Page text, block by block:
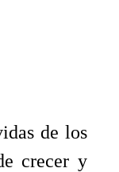
de los
crecer y